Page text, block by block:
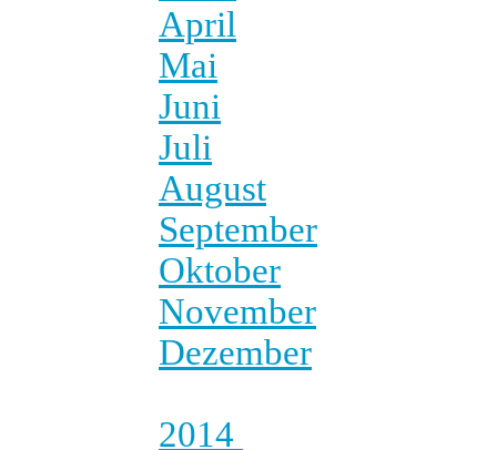
April
Mai
Juni
Juli
August
September
Oktober
November
Dezember
2014